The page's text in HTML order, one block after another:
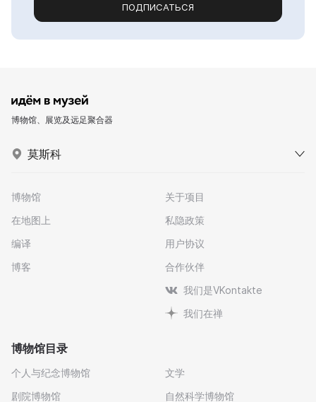
ПОДПИСАТЬСЯ
博物馆、展览及远足聚合器
莫斯科
博物馆
在地图上
编译
博客
关于项目
私隐政策
用户协议
合作伙伴
我们是VKontakte
我们在禅
博物馆目录
个人与纪念博物馆
剧院博物馆
文学
自然科学博物馆